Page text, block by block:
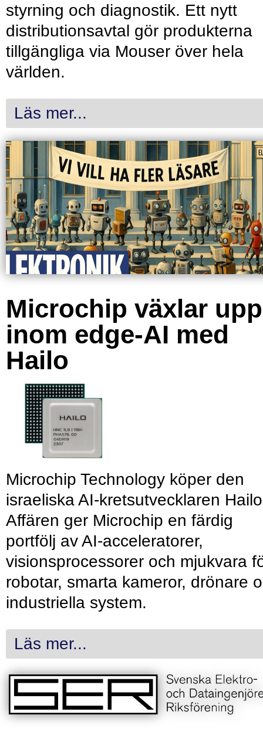
styrning och diagnostik. Ett nytt
distributionsavtal gör produkterna
tillgängliga via Mouser över hela
världen.
Läs mer...
Microchip växlar upp
inom edge-AI med
Hailo
Microchip Technology köper den
israeliska AI-kretsutvecklaren
Affären ger Microchip en färdig
portfölj av AI-acceleratorer,
visionsprocessorer och mjukvara
robotar, smarta kameror, drönare
industriella system.
Läs mer...